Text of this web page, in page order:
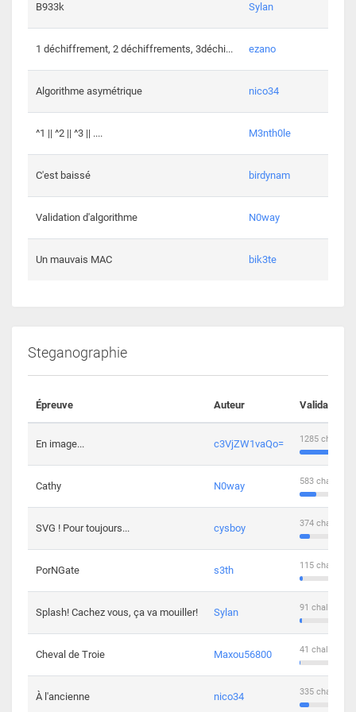
B933k Sylan
1 déchiffrement, 2 déchiffrements, 3déchi... ezano
Algorithme asymétrique nico34
^1 || ^2 || ^3 || .... M3nth0le
C'est baissé birdynam
Validation d'algorithme N0way
Un mauvais MAC bik3te
Steganographie
Épreuve Auteur Validations
En image... c3VjZW1vaQo= 1285
Cathy N0way 583
SVG ! Pour toujours... cysboy 374
PorNGate s3th 115
Splash! Cachez vous, ça va mouiller! Sylan 91
Cheval de Troie Maxou56800 41
À l'ancienne nico34 335